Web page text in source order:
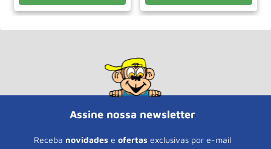
Assine nossa newsletter
Receba novidades e ofertas exclusivas por e-mail